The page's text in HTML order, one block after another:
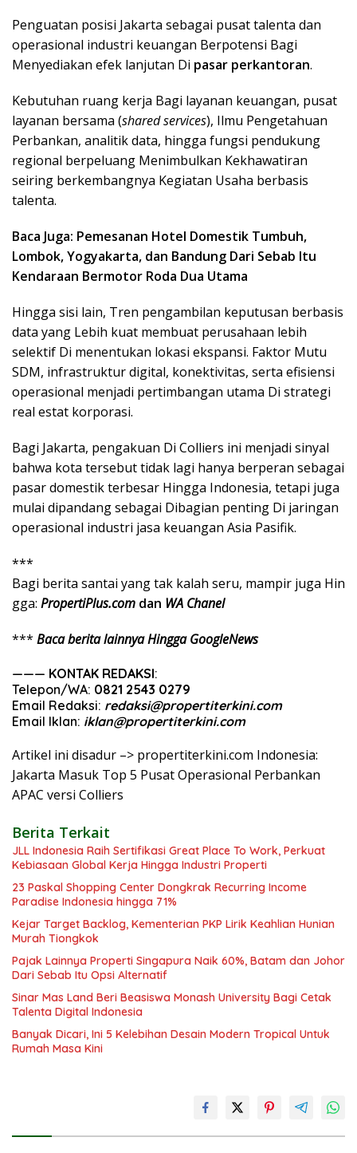
Penguatan posisi Jakarta sebagai pusat talenta dan
operasional industri keuangan Berpotensi Bagi
Menyediakan efek lanjutan Di pasar perkantoran.
Kebutuhan ruang kerja Bagi layanan keuangan, pusat
layanan bersama (shared services), Ilmu Pengetahuan
Perbankan, analitik data, hingga fungsi pendukung
regional berpeluang Menimbulkan Kekhawatiran
seiring berkembangnya Kegiatan Usaha berbasis
talenta.
Baca Juga: Pemesanan Hotel Domestik Tumbuh,
Lombok, Yogyakarta, dan Bandung Dari Sebab Itu
Kendaraan Bermotor Roda Dua Utama
Hingga sisi lain, Tren pengambilan keputusan berbasis
data yang Lebih kuat membuat perusahaan lebih
selektif Di menentukan lokasi ekspansi. Faktor Mutu
SDM, infrastruktur digital, konektivitas, serta efisiensi
operasional menjadi pertimbangan utama Di strategi
real estat korporasi.
Bagi Jakarta, pengakuan Di Colliers ini menjadi sinyal
bahwa kota tersebut tidak lagi hanya berperan sebagai
pasar domestik terbesar Hingga Indonesia, tetapi juga
mulai dipandang sebagai Dibagian penting Di jaringan
operasional industri jasa keuangan Asia Pasifik.
***
Bagi berita santai yangtak kalah seru, mampir juga Hin
gga: PropertiPlus.com dan WA Chanel
*** Baca berita lainnya Hingga GoogleNews
——— KONTAK REDAKSI:
Telepon/WA: 0821 2543 0279
Email Redaksi: redaksi@propertiterkini.com
Email Iklan: iklan@propertiterkini.com
Artikel ini disadur –> propertiterkini.com Indonesia:
Jakarta Masuk Top 5 Pusat Operasional Perbankan
APAC versi Colliers
Berita Terkait
JLL Indonesia Raih Sertifikasi Great Place To Work, Perkuat
Kebiasaan Global Kerja Hingga Industri Properti
23 Paskal Shopping Center Dongkrak Recurring Income
Paradise Indonesia hingga 71%
Kejar Target Backlog, Kementerian PKP Lirik Keahlian Hunian
Murah Tiongkok
Pajak Lainnya Properti Singapura Naik 60%, Batam dan Johor
Dari Sebab Itu Opsi Alternatif
Sinar Mas Land Beri Beasiswa Monash University Bagi Cetak
Talenta Digital Indonesia
Banyak Dicari, Ini 5 Kelebihan Desain Modern Tropical Untuk
Rumah Masa Kini